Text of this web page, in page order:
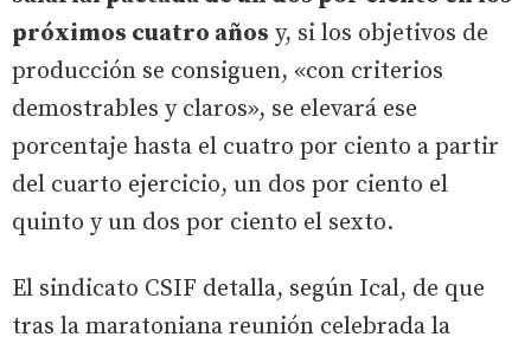
próximos cuatro años y, si los objetivos de
producción se consiguen, «con criterios
demostrables y claros», se elevará ese
porcentaje hasta el cuatro por ciento a partir
del cuarto ejercicio, un dos por ciento el
quinto y un dos por ciento el sexto.
El sindicato CSIF detalla, según Ical, de que
tras la maratoniana reunión celebrada la